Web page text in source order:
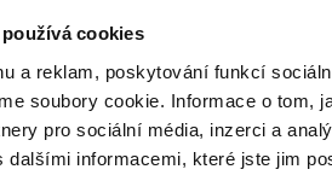
cookies
a reklam, poskytování funkcí
soubory cookie. Informace o tom,
pro sociální média, inzerci a
dalšími informacemi, které jste jim